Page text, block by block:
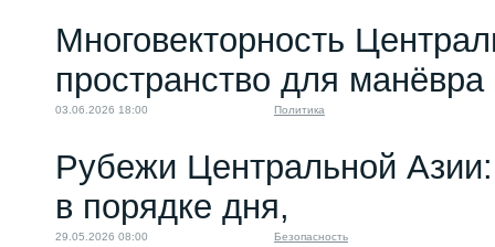
Многовекторность
пространство для манёвра
03.06.2026 18:00 Политика
Рубежи Центральной
в порядке дня,
29.05.2026 08:00 Безопасность